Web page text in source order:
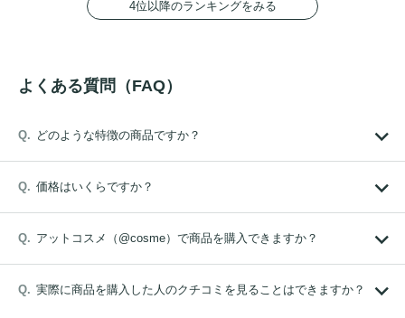
4位以降のランキングをみる
よくある質問（FAQ）
どのような特徴の商品ですか？
価格はいくらですか？
アットコスメ（@cosme）で商品を購入できますか？
実際に商品を購入した人のクチコミを見ることはできますか？